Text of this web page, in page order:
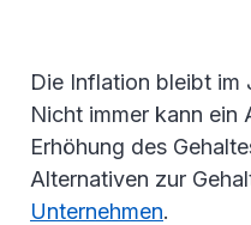
Die Inflation bleibt im
Nicht immer kann ein
Erhöhung des
Alternativen zur
Unternehmen.